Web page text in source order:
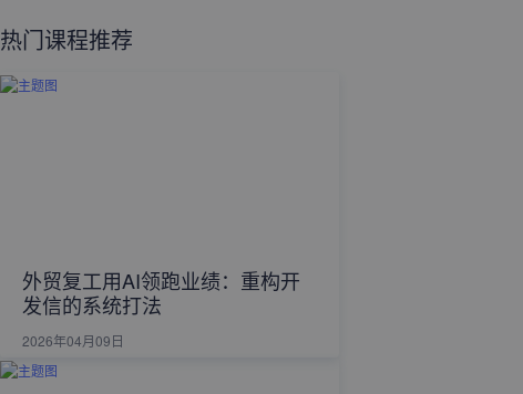
热门课程推荐
外贸复工用AI领跑业绩：重构开
发信的系统打法
2026年04月09日